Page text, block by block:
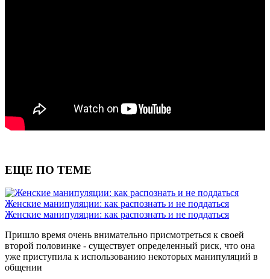
ЕЩЕ ПО ТЕМЕ
Женские манипуляции: как распознать и не поддаться
Женские манипуляции: как распознать и не поддаться
Пришло время очень внимательно присмотреться к своей
второй половинке - существует определенный риск, что она
уже приступила к использованию некоторых манипуляций в
общении